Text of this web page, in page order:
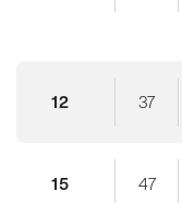
12 37
15 47